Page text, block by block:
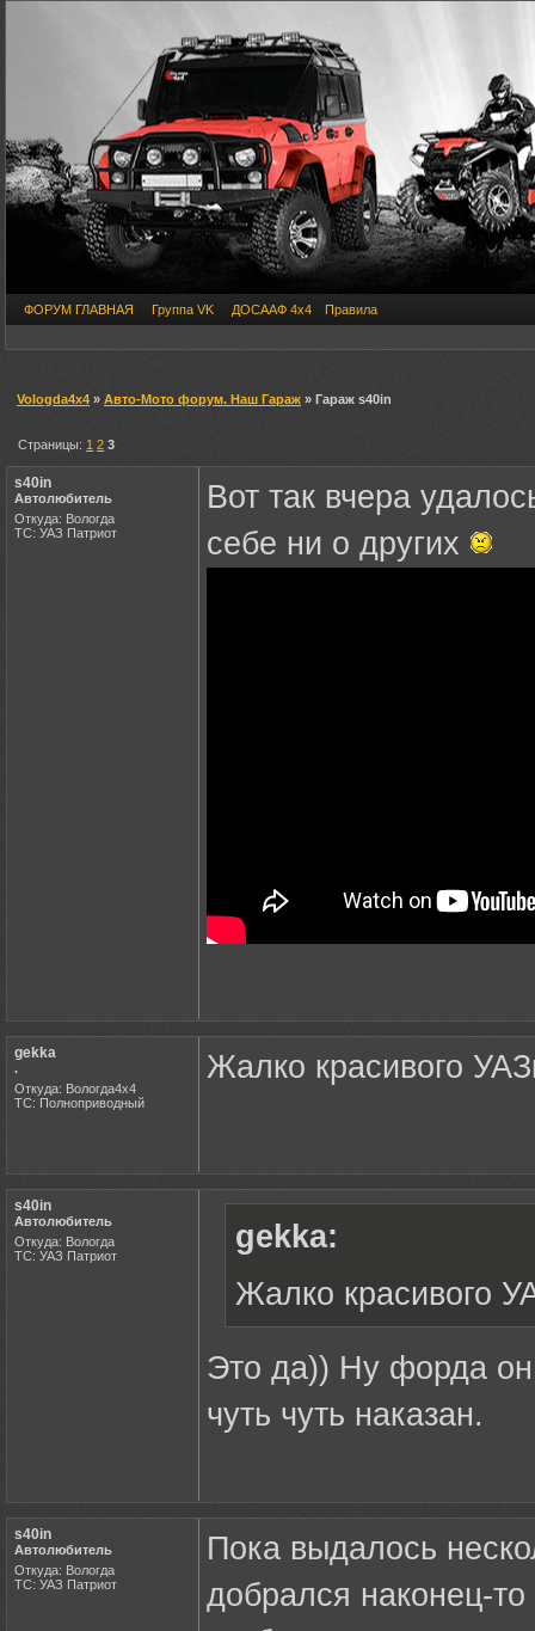
ФОРУМ ГЛАВНАЯ Группа VK ДОСААФ 4х4 Правила
Vologda4x4 » Авто-Мото форум. Наш Гараж » Гараж s40in
Страницы: 1 2 3
s40in
Автолюбитель
Откуда: Вологда
ТС: УАЗ Патриот
Вот так вчера
себе ни о других
gekka
.
Откуда: Вологда4х4
ТС: Полноприводный
Жалко красивого
s40in
Автолюбитель
Откуда: Вологда
ТС: УАЗ Патриот
gekka:
Жалко красивого
Это да)) Ну форда он
чуть чуть наказан.
s40in
Автолюбитель
Откуда: Вологда
ТС: УАЗ Патриот
Пока выдалось
добрался наконец-